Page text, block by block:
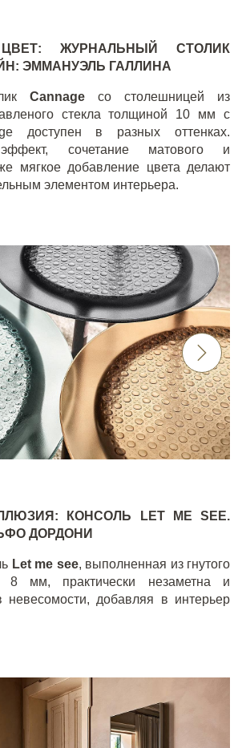
ЖУРНАЛЬНЫЙ СТОЛИК
ЭММАНУЭЛЬ ГАЛЛИНА
Cannage
со столешницей из
стекла толщиной 10 мм с
доступен в разных оттенках.
эффект, сочетание матового и
мягкое добавление цвета делают
элементом интерьера.
КОНСОЛЬ LET ME SEE.
ДОРДОНИ
Let me see, выполненная из гнутого
8 мм, практически незаметна и
добавляя в интерьер